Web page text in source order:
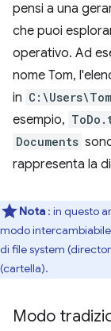
pensi a una
che puoi
operativo. Ad
nome Tom,
in
esempio,
Documents
rappresenta la
Nota : in questo
modo
di file system
(cartella).
Modo